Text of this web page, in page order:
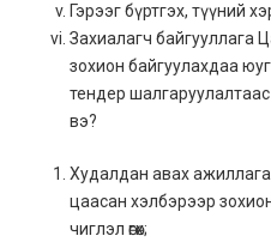
Гэрээг бүртгэх, түүний
Захиалагч байгууллага
зохион байгуулахдаа
тендер
вэ?
Худалдан авах
цаасан хэлбэрээр
чиглэл өгөх;